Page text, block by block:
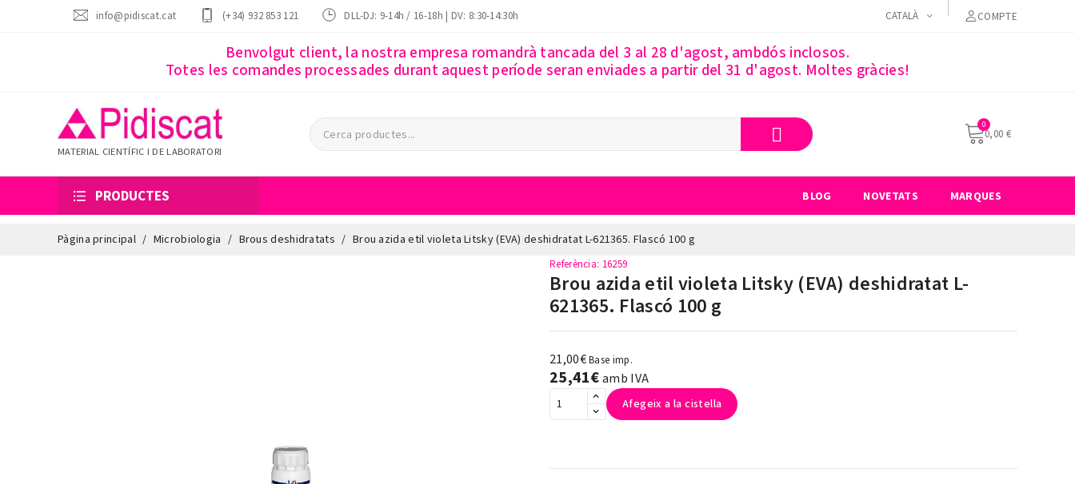
info@pidiscat.cat (+34) 932 853 121 DLL-DJ: 9-14h / 16-18h | DV: 8:30-14:30h CATALÀ COMPTE
Benvolgut client, la nostra empresa romandrà tancada del 3 al 28 d'agost, ambdós inclosos.
Totes les comandes processades durant aquest període seran enviades a partir del 31 d'agost. Moltes gràcies!
MATERIAL CIENTÍFIC I DE LABORATORI
0,00 €
PRODUCTES BLOG NOVETATS MARQUES
Pàgina principal Microbiologia Brous deshidratats Brou azida etil violeta Litsky (EVA) deshidratat L-621365. Flascó 100 g
Referència: 16259
Brou azida etil violeta Litsky (EVA) deshidratat L-
621365. Flascó 100 g
21,00€Base imp.
25,41€amb IVA
Afegeix a la cistella